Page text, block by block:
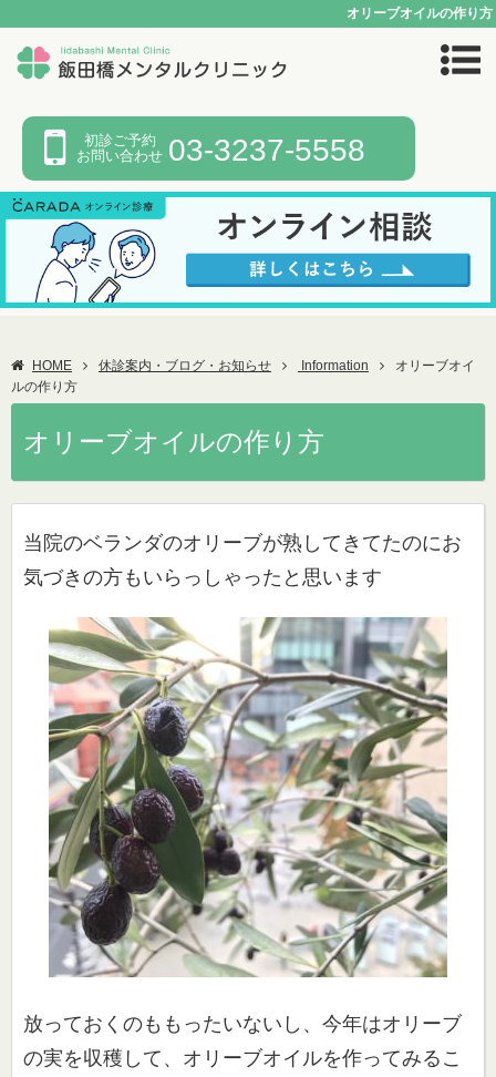
オリーブオイルの作り方
初診ご予約
お問い合わせ 03-3237-5558
HOME 休診案内・ブログ・お知らせ Information
オリーブオイ
ルの作り方
オリーブオイルの作り方
当院のベランダのオリーブが熟してきてたのにお
気づきの方もい らっしゃったと思います
放っておくのももったいないし、今年はオリーブ
の実を収穫して、 オリーブオイルを作ってみるこ